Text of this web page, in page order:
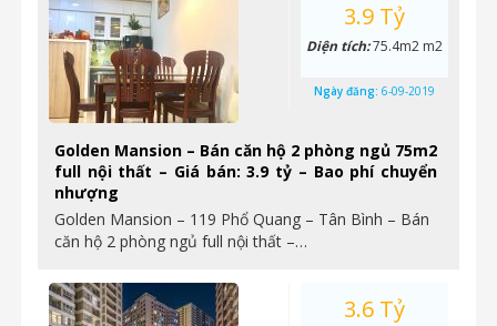
Golden Mansion – Bán căn hộ 2 phòng ngủ 75m2
full nội thất – Giá bán: 3.9 tỷ – Bao phí chuyển
nhượng
Golden Mansion – 119 Phổ Quang – Tân Bình – Bán
căn hộ 2 phòng ngủ full nội thất –…
3.9 Tỷ
Diện tích:75.4m2 m2
Ngày đăng: 6-09-2019
3.6 Tỷ